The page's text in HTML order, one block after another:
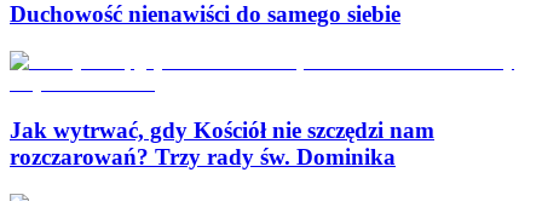
Duchowość nienawiści do samego siebie
Jak wytrwać, gdy Kościół nie szczędzi nam
rozczarowań? Trzy rady św. Dominika